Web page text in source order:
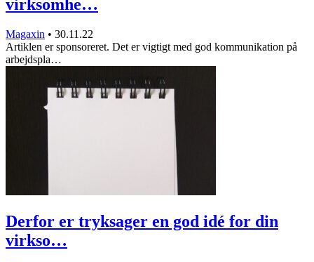
virksomhe…
Magaxin • 30.11.22
Artiklen er sponsoreret. Det er vigtigt med god kommunikation på
arbejdspla…
Derfor er tryksager en god idé for din
virkso…